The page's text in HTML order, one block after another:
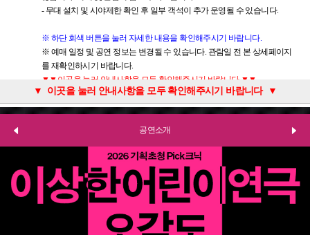
- 무대 설치 및 시야제한 확인 후 일부 객석이 추가 운영될 수 있습니다.
※ 하단 회색 버튼을 눌러 자세한 내용을 확인해주시기 바랍니다.
※ 예매 일정 및 공연 정보는 변경될 수 있습니다. 관람일 전 본 상세페이지
를 재확인하시기 바랍니다.
▼▼이곳을 눌러 안내사항을 모두 확인해주시기 바랍니다.▼▼
■ 휠체어석 예매
- 예매방법: 국립극단 콜센터 (1644-2003/내선 1번)
- 휠체어석 위치: 무대를 정면에 두고 1층 왼쪽블록 12열 3석
■ 오시는 길
- 명동예술극장은 차량 통행이 불가한 명동 지역의 특성상 관람객의 주차
공간이 마련되어 있지 않습니다.
확인하신 후 방문해주시기 바랍니다.
- 택시 이용 시 ‘하나금융그룹 명동사옥 앞’ 혹은 ‘눈스퀘어 앞’에서 하차하
시면 극장까지 이동이 가능합니다.
- 대중교통 이용 시 홈페이지 내 ‘이용안내-오시는 길-명동예술극장 (*오시
는 길 바로가기)’를 참고해주시기 바랍니다.
-
교통 혼잡 및 주차로 인해 당일 관람이 불가하거나 관람을 포기한 경우,
당일 예매 취소/환불/변경은 불가 하오니가급적 대중교통을 이용
■ 시설안내
- 매표소: 명동예술극장 1층에 위치하고 있으며, 극장 입구부터 휠체어로
접근이 가능합니다.
- 공연장: 객석 1층은 건물 2층에, 객석 2층은 건물 3층에, 객석 3층은 건물 4
층에 있습니다. 층간 계단 또는 엘리베이터로 이동이 가능합니다.
- 엘리베이터 이용: 공연 시작 시간 1시간 전부터 이용 가능합니다.
- 화장실: 전 층에 남·여 화장실이 마련되어 있습니다.
- 휠체어 관객을 위한 화장실은 건물 3층에 마련되어 있습니다.
- 이 외 아트숍과 물품보관소는 건물 1층에 위치해 있습니다.
■ 5세 이상 관람가 (2021년 12월 31일 출생자까지, 2026년 기준)
육안으로 불가하오니, 어린이 및 초등학생을 포함한 청소년은 생년월일 확
인이 가능한 신분증, 여권, 주민등록등본 등을 반드시 지참하셔야 티켓 수
관람 연령에 맞지 않거나 생년월일 확인이 불가한 경우, 보호자의 동반 여
부와 관계없이 티켓이 있더라도 입장은 불가하며 당일 취소/환불/변경이
되지 않사오니 예매 시 유의
하시기 바랍니다.
- 반드시 관람자 본인 아이디로 예매하시고, 관람 당일 예매자 본인 신분증
및 예매번호를 지참하시기 바랍니다.
■ 할인 적용받은 분들은 할인정보에 대한 자세한 내용을 확인하시고 해당
할인의 증빙자료를 꼭 지참해 주시기 바랍니다.
- 할인 내역에 안내된 바와 같이,관람 당일 예매 시 선택한 할인의 증빙으
로만 할인 적용 가능하며, 증빙자료를 미지참하시거나 적용되지 않는 경우
정가 기준의 차액을 지불하셔야 티켓 수령 가능
할인가가 동일하더라도 관람 당일 현장에서 변경 적용되지 않습니다.
■ 취소 마감 시간 이후에는 예매 티켓의 취소·환불·변경이 절대 불가하며, 공연 중 개인 사유로 중간 퇴장하더라도 동일하게 취소·환불·변경이 불가하오니 참고해 주시기 바랍니다.
■ 공연장 내뚜껑이 있는 생수를 제외한 음료나 음식물의 반입 및 섭취를
금지하고 있습니다.
■ 공연 전 무대사진과 커튼콜 촬영이 가능하며, 이를 제외한 공연 중 사전 협의되지 않은 촬영은 불가합니다.
▼ 이곳을 눌러 안내사항을 모두 확인해주시기 바랍니다 ▼
공연소개